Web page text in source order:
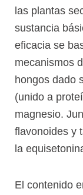
las plantas
sustancia
eficacia se
mecanismos
hongos dado
(unido a
magnesio.
flavonoides y
la
El contenido